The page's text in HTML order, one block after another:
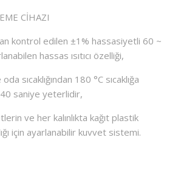
CİHAZI
kontrol edilen ±1% hassasiyetli 60 ~
hassas ısıtıcı özelliği,
sıcaklığından 180 °C sıcaklığa
40 saniye yeterlidir,
ve her kalınlıkta kağıt plastik
için ayarlanabilir kuvvet sistemi.